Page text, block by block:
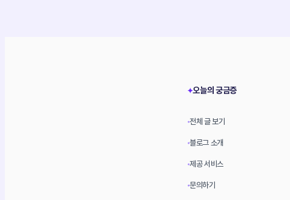
✦오늘의 궁금증
•전체 글 보기
•블로그 소개
•제공 서비스
•문의하기